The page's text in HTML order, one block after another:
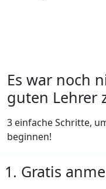
Es war noch
guten Lehrer
3 einfache Schritte,
beginnen!
1. Gratis